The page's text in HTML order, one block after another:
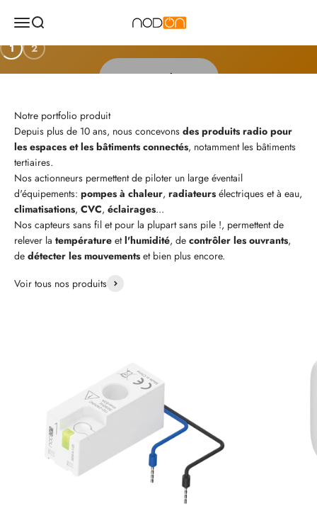
industriels
Notre catalogue
1 2
Depuis plus de 10 ans, nous concevons des produits radio pour
les espaces et les bâtiments connectés, notamment les bâtiments
tertiaires.
Nos actionneurs permettent de piloter un large éventail
d'équipements: pompes à chaleur, radiateurs électriques et à eau,
climatisations, CVC, éclairages...
Nos capteurs sans fil et pour la plupart sans pile !, permettent de
relever la température etl'humidité, de contrôler les ouvrants,
de détecter les mouvements et bien plus encore.
Voir tous nos produits